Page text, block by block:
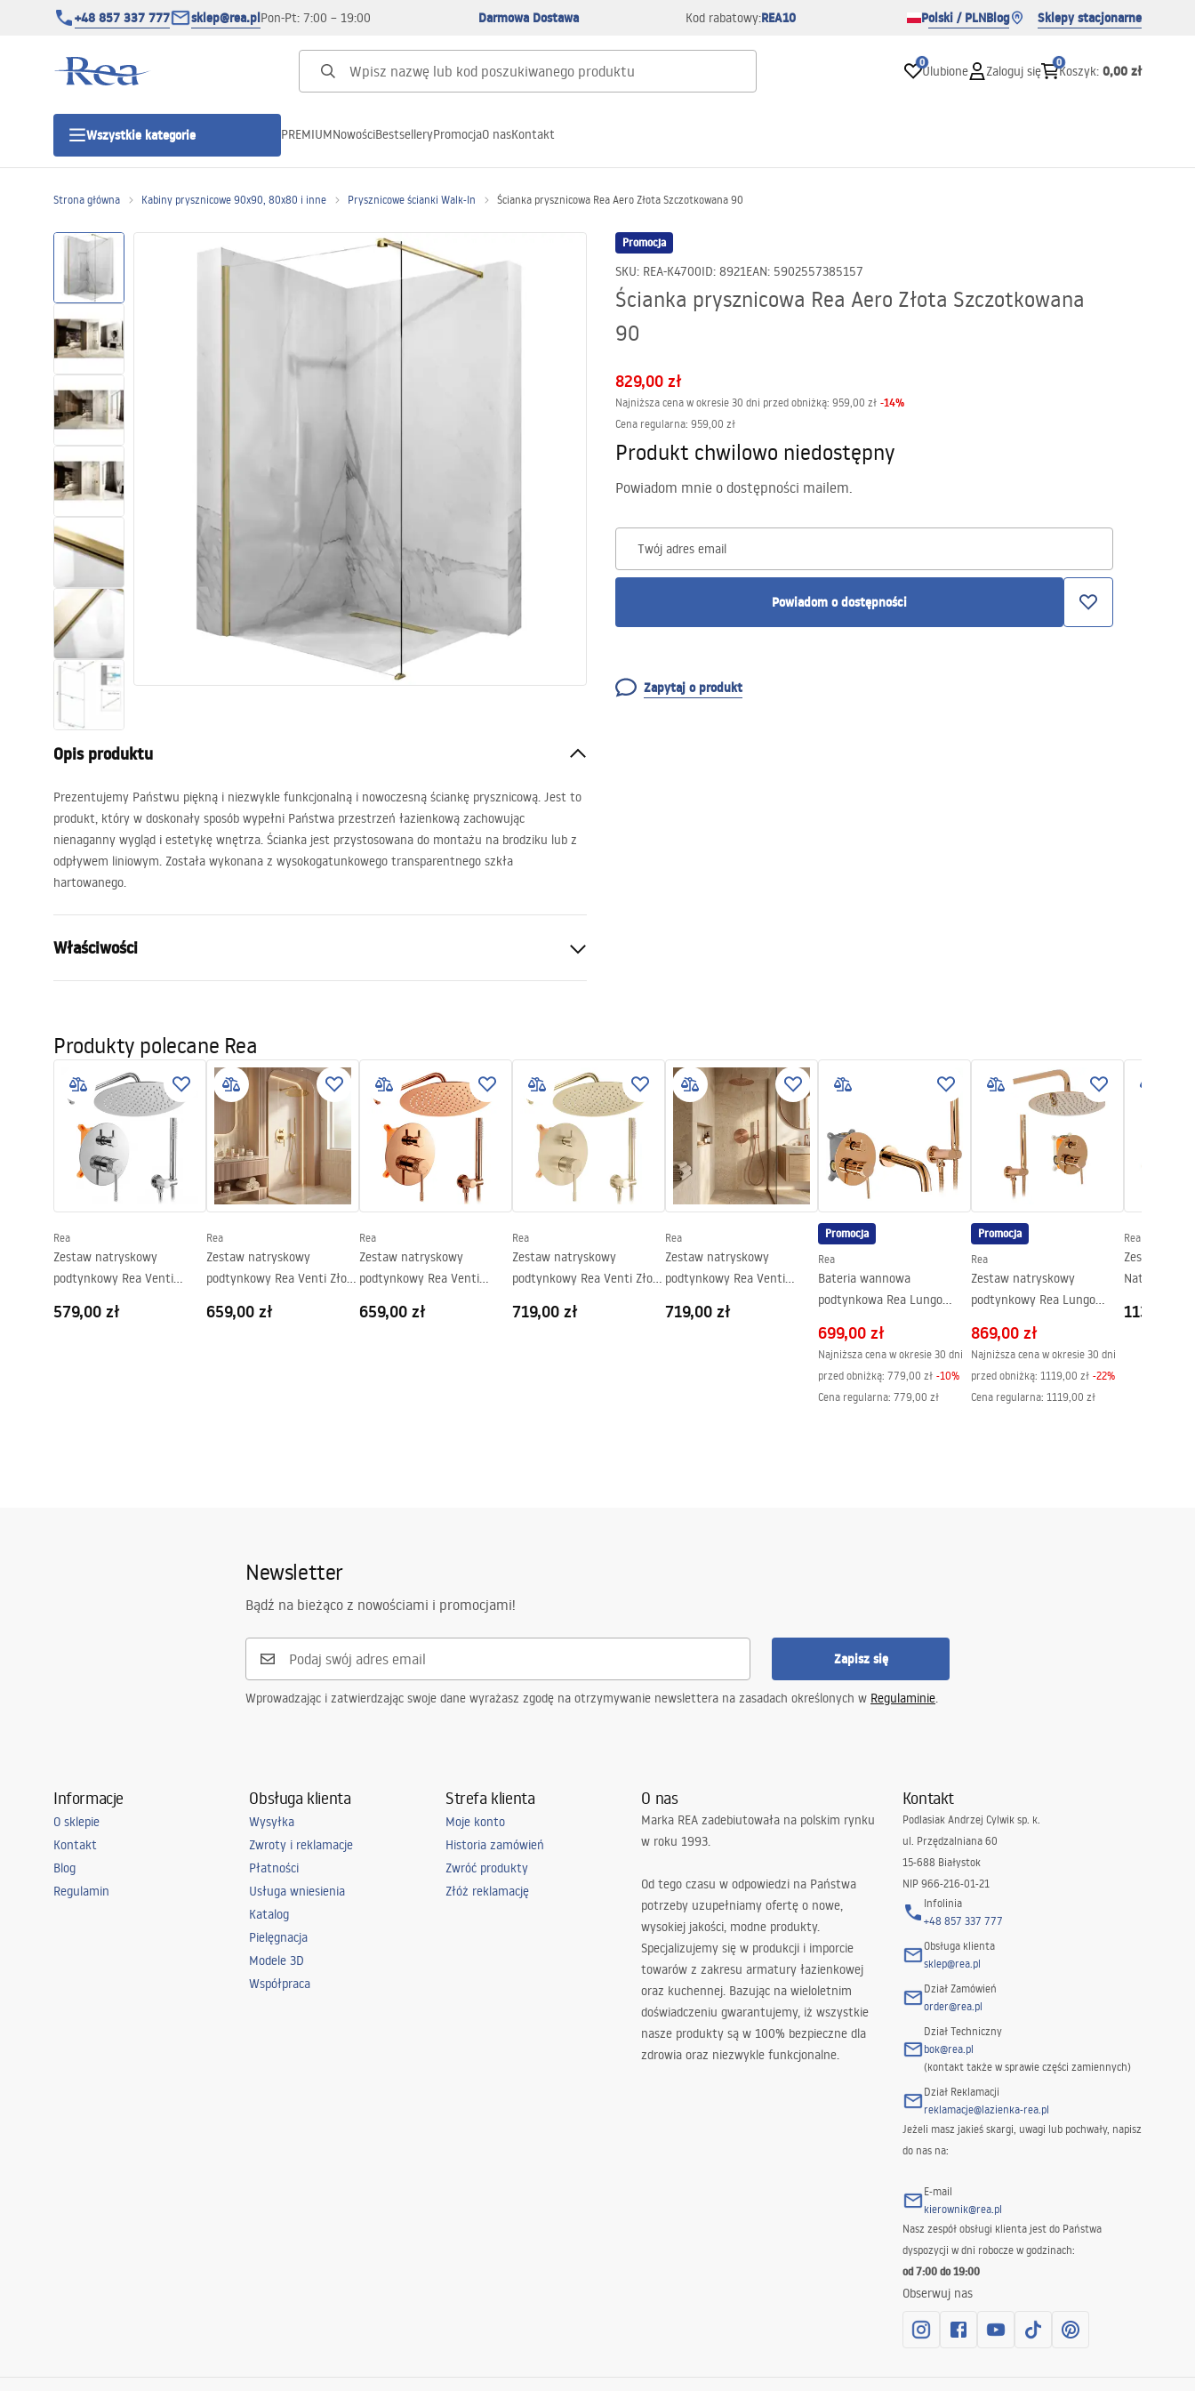
+48 857 337 777 sklep@rea.plPon-Pt: 7:00 – 19:00 Darmowa Dostawa Kod rabatowy:REA10 Polski / PLNBlog Sklepy stacjonarne
0
Ulubione Zaloguj się
0
Koszyk: 0,00 zł
Wszystkie kategorie
Kategorie produktowe
Kabiny prysznicowe
Drzwi prysznicowe
Brodziki prysznicowe
Odpływy liniowe
Toalety, ubikacje
Umywalki
Wanny i parawany
Baterie
Kuchnia
Akcesoria i meble łazienkowe
PREMIUMNowościBestselleryPromocjaO nasKontakt
Strona główna Kabiny prysznicowe 90x90, 80x80 i inne Prysznicowe ścianki Walk-In Ścianka prysznicowa Rea Aero Złota Szczotkowana 90
Promocja
SKU: REA-K4700ID: 8921EAN: 5902557385157
Ścianka prysznicowa Rea Aero Złota Szczotkowana
90
829,00 zł
Najniższa cena w okresie 30 dni przed obniżką: 959,00 zł -14%
Cena regularna: 959,00 zł
Produkt chwilowo niedostępny
Powiadom mnie o dostępności mailem.
Twój adres email
Powiadom o dostępności
Zapytaj o produkt
Opis produktu
Prezentujemy Państwu piękną i niezwykle funkcjonalną i nowoczesną ściankę prysznicową. Jest to
produkt, który w doskonały sposób wypełni Państwa przestrzeń łazienkową zachowując
nienaganny wygląd i estetykę wnętrza. Ścianka jest przystosowana do montażu na brodziku lub z
odpływem liniowym. Została wykonana z wysokogatunkowego transparentnego szkła
hartowanego.
Właściwości
Typ kabiny
Szkło
Transparentne 8mm
Seria
Wysokość (mm)
mm
Strona
Obustronna
Gwarancja
24 miesiące
Produkty polecane Rea
Rea
Zestaw natryskowy
podtynkowy Rea Venti
579,00 zł
Rea
Zestaw natryskowy
podtynkowy Rea Venti Złoty
659,00 zł
Rea
Zestaw natryskowy
podtynkowy Rea Venti
659,00 zł
Rea
Zestaw natryskowy
podtynkowy Rea Venti Złoty
719,00 zł
Rea
Zestaw natryskowy
podtynkowy Rea Venti
719,00 zł
Promocja
Rea
Bateria wannowa
podtynkowa Rea Lungo
699,00 zł
Najniższa cena w okresie 30 dni
przed obniżką: 779,00 zł -10%
Cena regularna: 779,00 zł
Promocja
Rea
Zestaw natryskowy
podtynkowy Rea Lungo
869,00 zł
Najniższa cena w okresie 30 dni
przed obniżką: 1119,00 zł -22%
Cena regularna: 1119,00 zł
Rea
Zestaw
Natryskowy
1139,00
Newsletter
Bądź na bieżąco z nowościami i promocjami!
Zapisz się
Wprowadzając i zatwierdzając swoje dane wyrażasz zgodę na otrzymywanie newslettera na zasadach określonych w Regulaminie.
Informacje
O sklepie
Kontakt
Blog
Regulamin
Obsługa klienta
Wysyłka
Zwroty i reklamacje
Płatności
Usługa wniesienia
Katalog
Pielęgnacja
Modele 3D
Współpraca
Strefa klienta
Moje konto
Historia zamówień
Zwróć produkty
Złóż reklamację
O nas
Marka REA zadebiutowała na polskim rynku
w roku 1993.
Od tego czasu w odpowiedzi na Państwa
potrzeby uzupełniamy ofertę o nowe,
wysokiej jakości, modne produkty.
Specjalizujemy się w produkcji i imporcie
towarów z zakresu armatury łazienkowej
oraz kuchennej. Bazując na wieloletnim
doświadczeniu gwarantujemy, iż wszystkie
nasze produkty są w 100% bezpieczne dla
zdrowia oraz niezwykle funkcjonalne.
Kontakt
Podlasiak Andrzej Cylwik sp. k.
ul. Przędzalniana 60
15-688 Białystok
NIP 966-216-01-21
Infolinia
+48 857 337 777
Obsługa klienta
sklep@rea.pl
Dział Zamówień
order@rea.pl
Dział Techniczny
bok@rea.pl
(kontakt także w sprawie części zamiennych)
Dział Reklamacji
reklamacje@lazienka-rea.pl
Jeżeli masz jakieś skargi, uwagi lub pochwały, napisz
do nas na:
E-mail
kierownik@rea.pl
Nasz zespół obsługi klienta jest do Państwa
dyspozycji w dni robocze w godzinach:
od 7:00 do 19:00
Obserwuj nas